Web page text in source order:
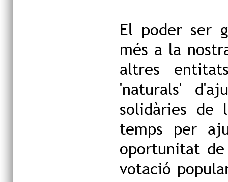
El poder ser
més a la
altres
'naturals'
solidàries de
temps per
oportunitat
votació